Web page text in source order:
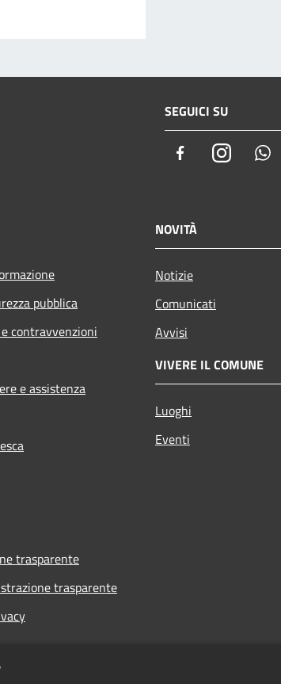
SEGUICI SU
FacebookInstagram
pubblica
contravvenzioni
e assistenza
NOVITÀ
Notizie
Comunicati
Avvisi
VIVERE IL COMUNE
Luoghi
Eventi
trasparente
trasparente
accessibilità